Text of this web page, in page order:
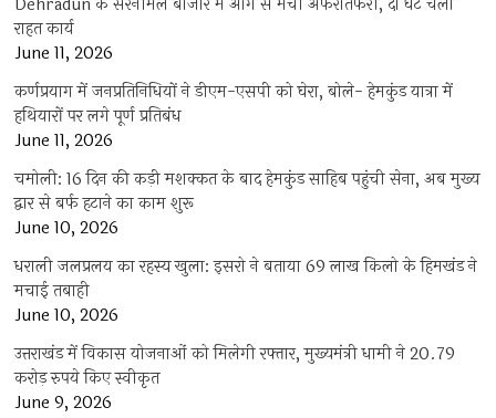
Dehradun के सरनीमल बाजार में आग से मची अफरातफरी, दो घंटे चला
राहत कार्य
June 11, 2026
कर्णप्रयाग में जनप्रतिनिधियों ने डीएम-एसपी को घेरा, बोले- हेमकुंड यात्रा में
हथियारों पर लगे पूर्ण प्रतिबंध
June 11, 2026
चमोली: 16 दिन की कड़ी मशक्कत के बाद हेमकुंड साहिब पहुंची सेना, अब मुख्य
द्वार से बर्फ हटाने का काम शुरू
June 10, 2026
धराली जलप्रलय का रहस्य खुला: इसरो ने बताया 69 लाख किलो के हिमखंड ने
मचाई तबाही
June 10, 2026
उत्तराखंड में विकास योजनाओं को मिलेगी रफ्तार, मुख्यमंत्री धामी ने 20.79
करोड़ रुपये किए स्वीकृत
June 9, 2026